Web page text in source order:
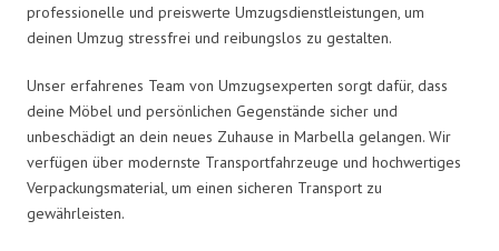
professionelle und preiswerte Umzugsdienstleistungen, um
deinen Umzug stressfrei und reibungslos zu gestalten.
Unser erfahrenes Team von Umzugsexperten sorgt dafür, dass
deine Möbel und persönlichen Gegenstände sicher und
unbeschädigt an dein neues Zuhause in Marbella gelangen. Wir
verfügen über modernste Transportfahrzeuge und hochwertiges
Verpackungsmaterial, um einen sicheren Transport zu
gewährleisten.